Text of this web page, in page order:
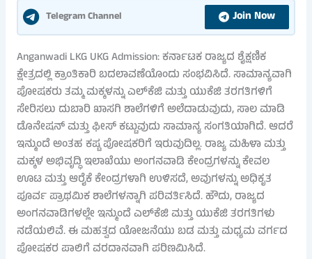
Telegram Channel Join Now
Anganwadi LKG UKG Admission: ಕರ್ನಾಟಕ ರಾಜ್ಯದ ಶೈಕ್ಷಣಿಕ
ಕ್ಷೇತ್ರದಲ್ಲಿ ಕ್ರಾಂತಿಕಾರಿ ಬದಲಾವಣೆಯೊಂದು ಸಂಭವಿಸಿದೆ. ಸಾಮಾನ್ಯವಾಗಿ
ಪೋಷಕರು ತಮ್ಮ ಮಕ್ಕಳನ್ನು ಎಲ್‌ಕೆಜಿ ಮತ್ತು ಯುಕೆಜಿ ತರಗತಿಗಳಿಗೆ
ಸೇರಿಸಲು ದುಬಾರಿ ಖಾಸಗಿ ಶಾಲೆಗಳಿಗೆ ಅಲೆದಾಡುವುದು, ಸಾಲ ಮಾಡಿ
ಡೊನೇಷನ್ ಮತ್ತು ಫೀಸ್ ಕಟ್ಟುವುದು ಸಾಮಾನ್ಯ ಸಂಗತಿಯಾಗಿದೆ. ಆದರೆ
ಇನ್ಮುಂದೆ ಅಂತಹ ಕಷ್ಟ ಪೋಷಕರಿಗೆ ಇರುವುದಿಲ್ಲ. ರಾಜ್ಯ ಮಹಿಳಾ ಮತ್ತು
ಮಕ್ಕಳ ಅಭಿವೃದ್ಧಿ ಇಲಾಖೆಯು ಅಂಗನವಾಡಿ ಕೇಂದ್ರಗಳನ್ನು ಕೇವಲ
ಊಟ ಮತ್ತು ಆರೈಕೆ ಕೇಂದ್ರಗಳಾಗಿ ಉಳಿಸದೆ, ಅವುಗಳನ್ನು ಅಧಿಕೃತ
ಪೂರ್ವ ಪ್ರಾಥಮಿಕ ಶಾಲೆಗಳನ್ನಾಗಿ ಪರಿವರ್ತಿಸಿದೆ. ಹೌದು, ರಾಜ್ಯದ
ಅಂಗನವಾಡಿಗಳಲ್ಲೇ ಇನ್ಮುಂದೆ ಎಲ್‌ಕೆಜಿ ಮತ್ತು ಯುಕೆಜಿ ತರಗತಿಗಳು
ನಡೆಯಲಿವೆ. ಈ ಮಹತ್ವದ ಯೋಜನೆಯು ಬಡ ಮತ್ತು ಮಧ್ಯಮ ವರ್ಗದ
ಪೋಷಕರ ಪಾಲಿಗೆ ವರದಾನವಾಗಿ ಪರಿಣಮಿಸಿದೆ.